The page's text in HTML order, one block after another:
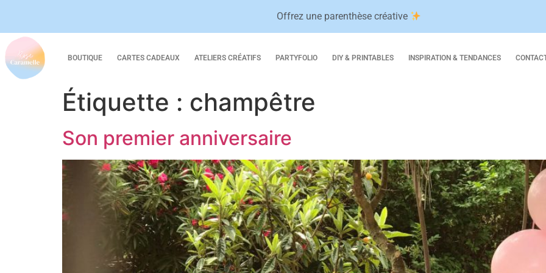
Offrez une parenthèse créative
BOUTIQUE CARTES CADEAUX ATELIERS CRÉATIFS PARTYFOLIO DIY & PRINTABLES INSPIRATION & TENDANCES
Étiquette : champêtre
Son premier anniversaire